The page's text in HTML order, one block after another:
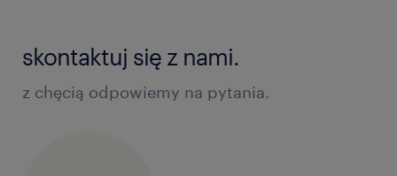
skontaktuj się z nami.
z chęcią odpowiemy na pytania.